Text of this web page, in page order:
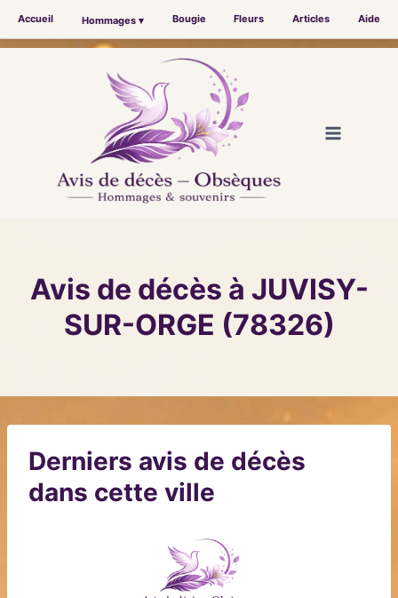
Accueil Hommages ▾ Bougie Fleurs Articles Aide
Avis de décès à JUVISY-
SUR-ORGE (78326)
Derniers avis de décès
dans cette ville